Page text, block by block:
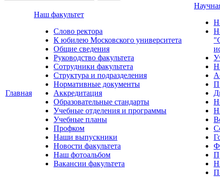
Главная
Наш факультет
Слово ректора
К юбилею Московского университета
Общие сведения
Руководство факультета
Сотрудники факультета
Структура и подразделения
Нормативные документы
Аккредитация
Образовательные стандарты
Учебные отделения и программы
Учебные планы
Профком
Наши выпускники
Новости факультета
Наш фотоальбом
Вакансии факультета